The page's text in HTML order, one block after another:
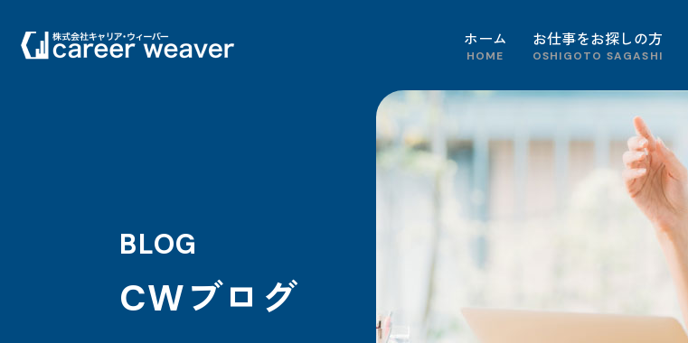
ホーム
HOME
お仕事をお探しの方
OSHIGOTO SAGASHI
BLOG
CWブログ